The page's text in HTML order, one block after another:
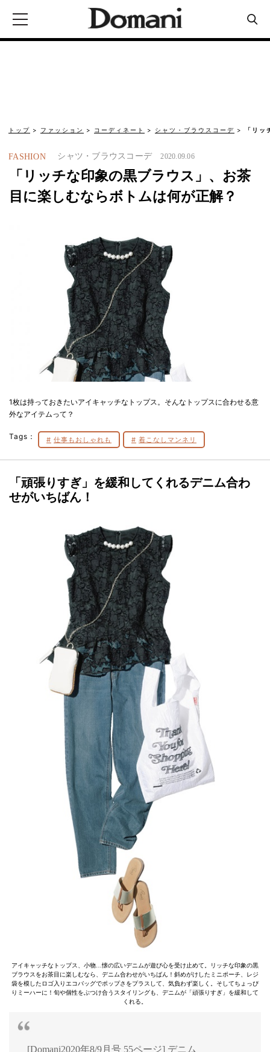
トップ ファッション コーディネート シャツ・ブラウスコーデ 「リ
FASHION シャツ・ブラウスコーデ 2020.09.06
「リッチな印象の黒ブラウス」、お茶
目に楽しむならボトムは何が正解？
1枚は持っておきたいアイキャッチなトップス。そんなトップスに合わせる意
外なアイテムって？
Tags： 仕事もおしゃれも 着こなしマンネリ
「頑張りすぎ」を緩和してくれるデニム合わ
せがいちばん！
アイキャッチなトップス、小物…懐の広いデニムが遊び心を受け止めて。リッチな印象の黒
ブラウスをお茶目に楽しむなら、デニム合わせがいちばん！斜めがけしたミニポーチ、レジ
袋を模したロゴ入りエコバッグでポップさをプラスして、気負わず楽しく。そしてちょっぴ
りミーハーに！旬や個性をぶつけ合うスタイリングも、デニムが「頑張りすぎ」を緩和して
くれる。
[Domani2020年8/9月号 55ページ] デニム